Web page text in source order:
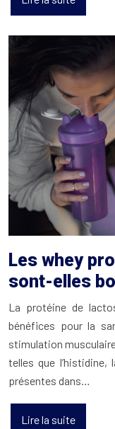
Les whey
sont-elles
La protéine de
bénéfices pour la
stimulation
telles que
présentes dans…
Lire la suite